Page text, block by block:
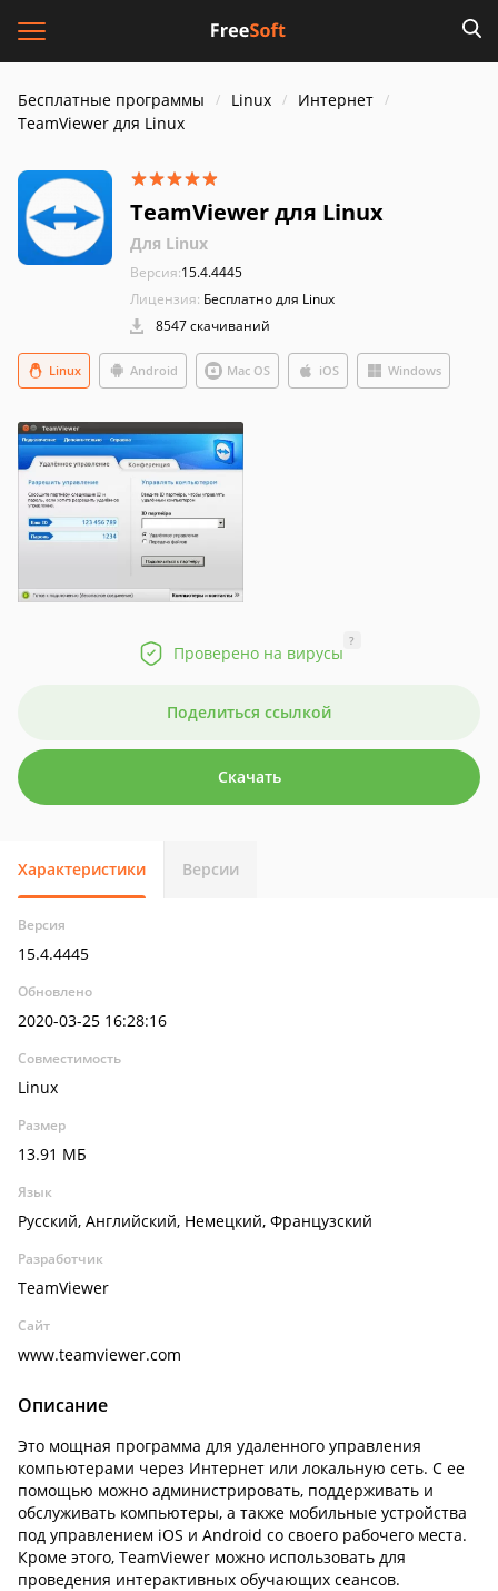
Бесплатные программы Linux
Интернет
TeamViewer для Linux
TeamViewer для Linux
Для Linux
Версия:15.4.4445
Лицензия: Бесплатно для Linux
8547 скачиваний
Android Mac OS iOS
Linux Windows
Проверено на вирусы
?
Поделиться ссылкой
Скачать
Характеристики Версии
Версия
15.4.4445
Обновлено
2020-03-25 16:28:16
Совместимость
Linux
Размер
13.91 МБ
Язык
Русский, Английский, Немецкий, Французский
Разработчик
TeamViewer
Сайт
www.teamviewer.com
Описание
Это мощная программа для удаленного управления
компьютерами через Интернет или локальную сеть. С ее
помощью можно администрировать, поддерживать и
обслуживать компьютеры, а также мобильные устройства
под управлением iOS и Android со своего рабочего места.
Кроме этого, TeamViewer можно использовать для
проведения интерактивных обучающих сеансов.